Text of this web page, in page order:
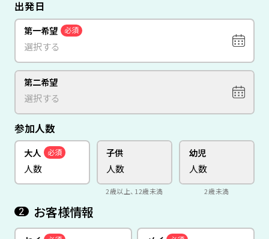
出発日
第一希望 必須
第二希望
参加人数
大人 必須 子供
2歳以上、12歳未満
幼児
2歳未満
2 お客様情報